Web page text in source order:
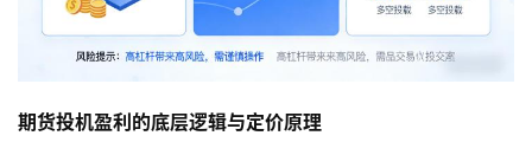
期货投机盈利的底层逻辑与定价原理